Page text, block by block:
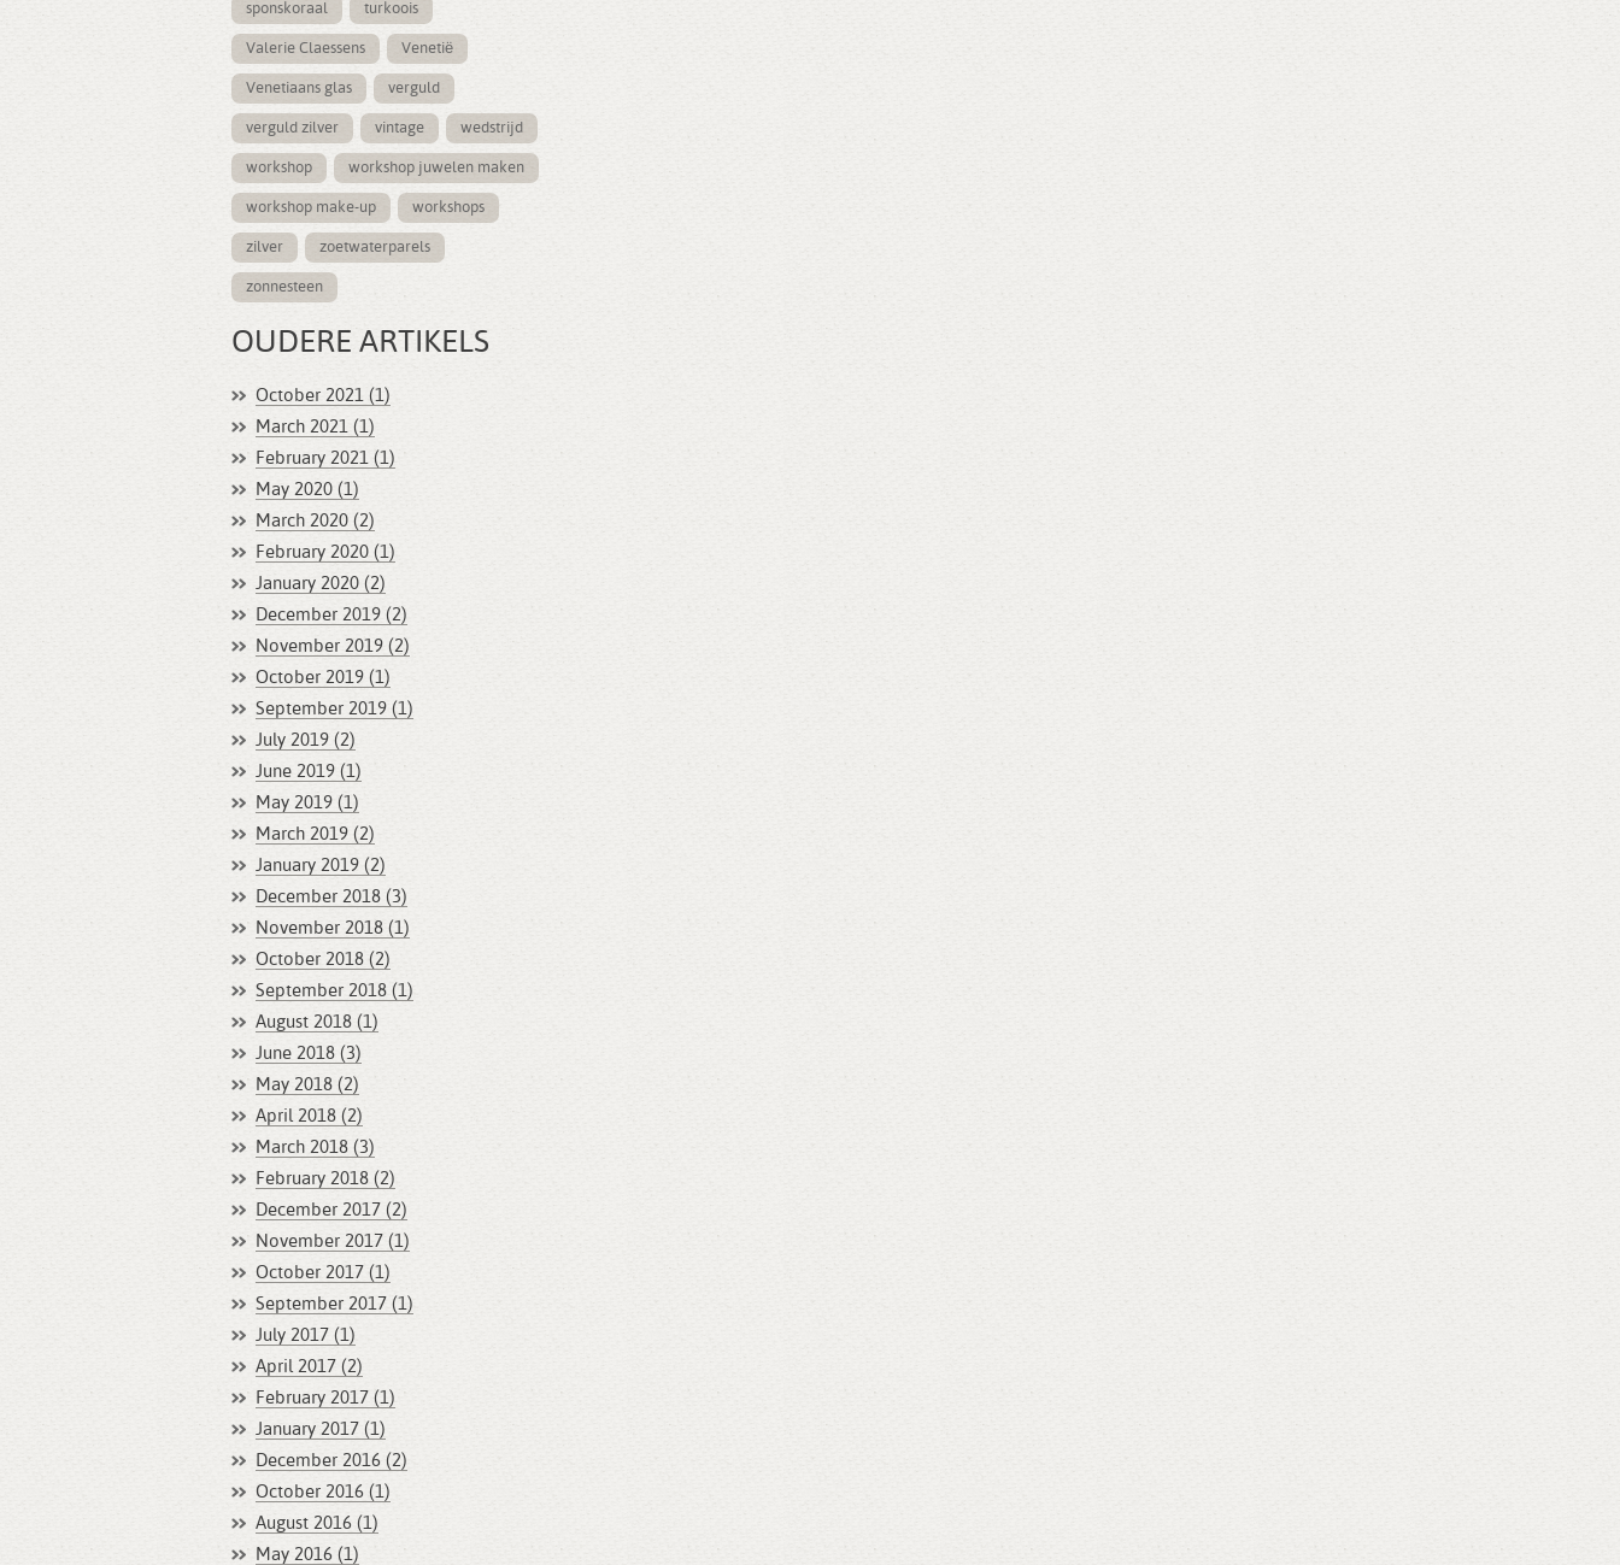
sponskoraal turkoois
Valerie Claessens Venetië
Venetiaans glas verguld
verguld zilver vintage wedstrijd
workshop workshop juwelen maken
workshop make-up workshops
zilver zoetwaterparels
zonnesteen
OUDERE ARTIKELS
October 2021 (1)
March 2021 (1)
February 2021 (1)
May 2020 (1)
March 2020 (2)
February 2020 (1)
January 2020 (2)
December 2019 (2)
November 2019 (2)
October 2019 (1)
September 2019 (1)
July 2019 (2)
June 2019 (1)
May 2019 (1)
March 2019 (2)
January 2019 (2)
December 2018 (3)
November 2018 (1)
October 2018 (2)
September 2018 (1)
August 2018 (1)
June 2018 (3)
May 2018 (2)
April 2018 (2)
March 2018 (3)
February 2018 (2)
December 2017 (2)
November 2017 (1)
October 2017 (1)
September 2017 (1)
July 2017 (1)
April 2017 (2)
February 2017 (1)
January 2017 (1)
December 2016 (2)
October 2016 (1)
August 2016 (1)
May 2016 (1)